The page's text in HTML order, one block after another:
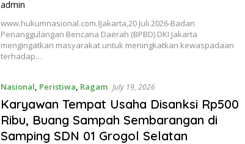
admin
www.hukumnasional.com.ǁJakarta,20 Juli 2026-Badan
Penanggulangan Bencana Daerah (BPBD) DKI Jakarta
mengingatkan masyarakat untuk meningkatkan kewaspadaan
terhadap…
Nasional, Peristiwa, Ragam July 19, 2026
Karyawan Tempat Usaha Disanksi Rp500
Ribu, Buang Sampah Sembarangan di
Samping SDN 01 Grogol Selatan